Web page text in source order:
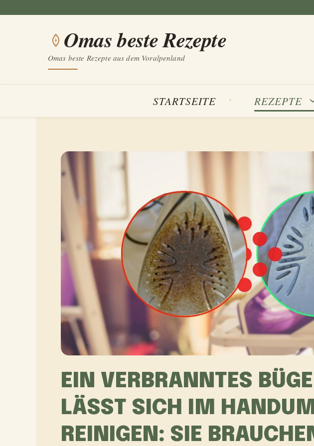
Omas beste Rezepte
Omas beste Rezepte aus dem Voralpenland
STARTSEITE REZEPTE
EIN VERBRANNTES
LÄSST SICH IM
REINIGEN: SIE